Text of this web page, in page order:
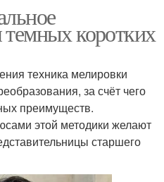
коротких
техника мелировки
за счёт чего
преимуществ.
этой методики желают
старшего